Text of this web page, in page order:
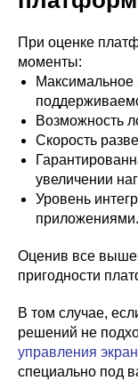
При оценке
моменты:
Максимальное
Возможность
Скорость
увеличении
Уровень
приложениями.
Оценив все
пригодности
В том случае,
решений не
управления
специально под